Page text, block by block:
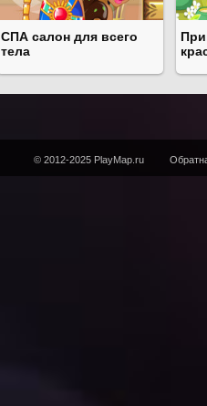
СПА салон для всего
тела
© 2012-2025 PlayMap.ru